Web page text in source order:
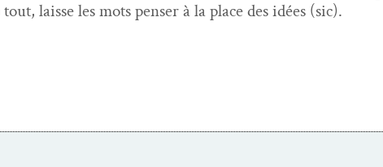
laisse les mots penser à la place des idées (sic).